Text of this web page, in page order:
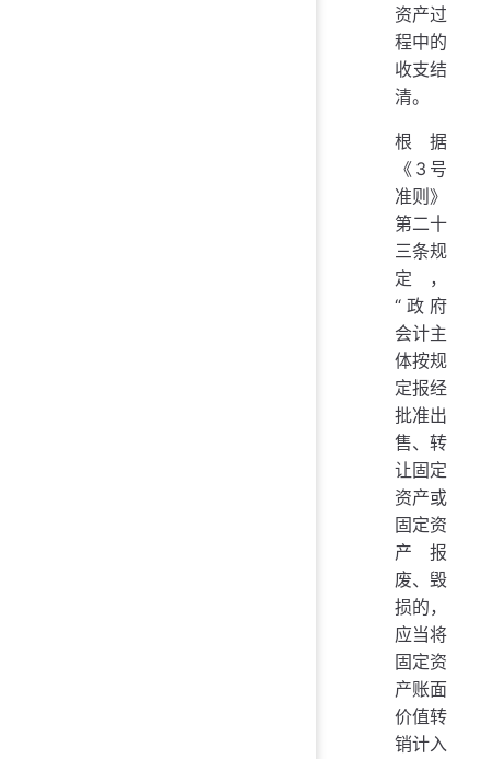
资产过
程中的
收支结
清。
根据
《3号
准则》
第二十
三条规
定，
“政府
会计主
体按规
定报经
批准出
售、转
让固定
资产或
固定资
产报
废、毁
损的，
应当将
固定资
产账面
价值转
销计入